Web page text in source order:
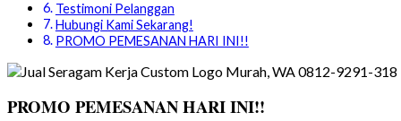
Testimoni Pelanggan
Hubungi Kami Sekarang!
PROMO PEMESANAN HARI INI!!
PROMO PEMESANAN HARI INI!!